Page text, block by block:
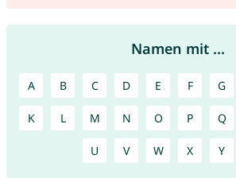
Namen mit ...
A B C D E F G
K L M N O P Q
U V W X Y